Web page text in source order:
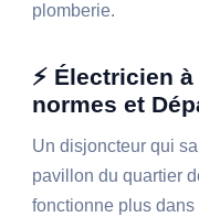
plomberie.
⚡ Électricien
normes et
Un disjoncteur qui
pavillon du quartier
fonctionne plus dans